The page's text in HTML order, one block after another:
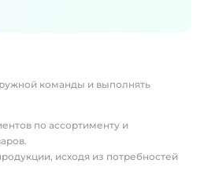
команды и выполнять
по ассортименту и
исходя из потребностей